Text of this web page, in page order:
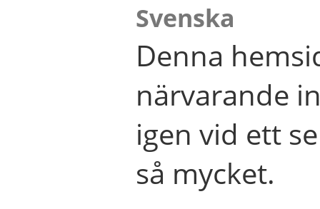
Svenska
Denna
närvarande
igen vid ett
så mycket.